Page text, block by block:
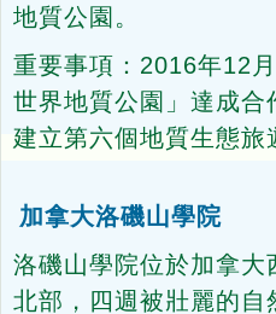
地質公園。
重要事項：2016年12
世界地質公園」達成合
建立第六個地質生態旅
加拿大洛磯山學院
洛磯山學院位於加拿大
北部，四週被壯麗的自